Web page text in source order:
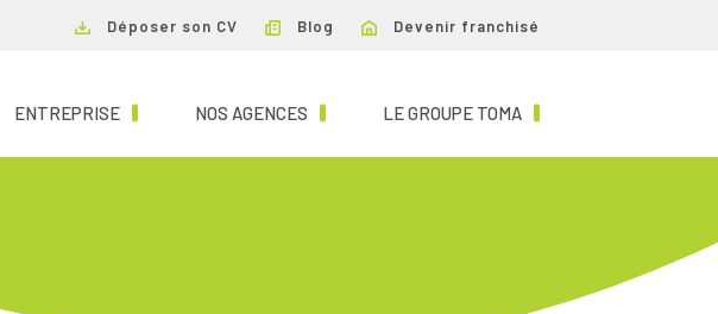
Déposer son CV Blog Devenir franchisé
ENTREPRISE(CURRENT)NOS AGENCES (CURRENT)LE GROUPE TOMA (CURRENT)